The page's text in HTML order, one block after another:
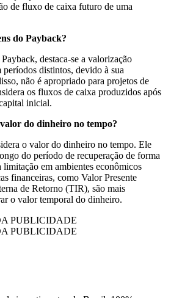
de fluxo de caixa futuro de uma
do Payback?
destaca-se a valorização
distintos, devido à sua
não é apropriado para projetos de
os fluxos de caixa produzidos após
inicial.
do dinheiro no tempo?
o valor do dinheiro no tempo. Ele
do período de recuperação de forma
em ambientes econômicos
financeiras, como Valor Presente
de Retorno (TIR), são mais
o valor temporal do dinheiro.
PUBLICIDADE
PUBLICIDADE